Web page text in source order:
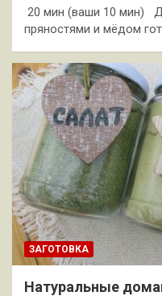
20 мин (ваши 10 мин)
пряностями и мёдом
ЗАГОТОВКА
Натуральные